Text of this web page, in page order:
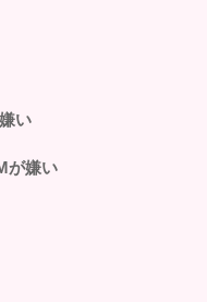
い
が嫌い